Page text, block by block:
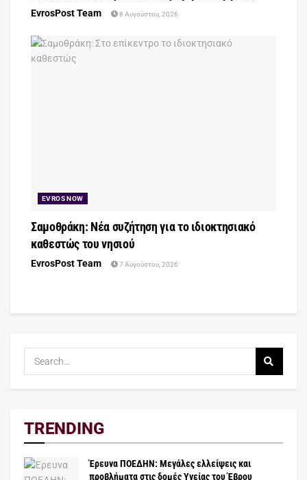
EvrosPost Team 8 Αυγούστου, 2026
EVROS NOW
Σαμοθράκη: Νέα συζήτηση για το ιδιοκτησιακό
καθεστώς του νησιού
EvrosPost Team 7 Αυγούστου, 2026
TRENDING
Έρευνα ΠΟΕΔΗΝ: Μεγάλες ελλείψεις και
προβλήματα στις δομές Υγείας του Έβρου